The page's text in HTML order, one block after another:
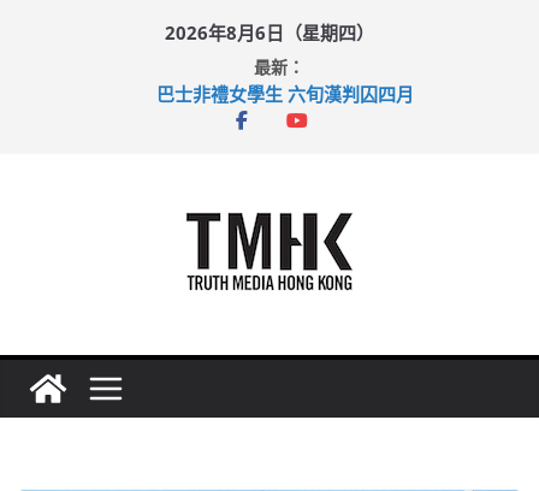
2026年8月6日（星期四）
最新：
巴士非禮女學生 六旬漢判囚四月
涉造假公屋富戶申報表 倉管員准保釋候訊